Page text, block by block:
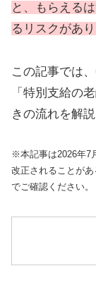
と、もらえる
るリスクがあり
この記事では
「特別支給の
きの流れを解説
※本記事は2026年7
改正されることが
でご確認ください。